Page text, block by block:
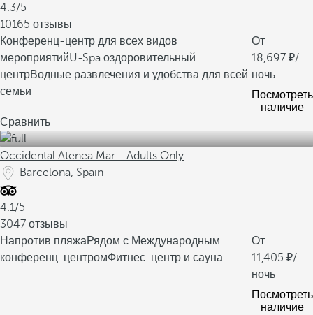
4.3/5
10165 отзывы
Конференц-центр для всех видов
мероприятийU-Spa оздоровительный
центрВодные развлечения и удобства для всей
семьи
От
18,697
/
ночь
Посмотреть
наличие
Сравнить
Occidental Atenea Mar - Adults Only
Barcelona, Spain
4.1/5
3047 отзывы
Напротив пляжаРядом с Международным
конференц-центромФитнес-центр и сауна
От
11,405
/
ночь
Посмотреть
наличие